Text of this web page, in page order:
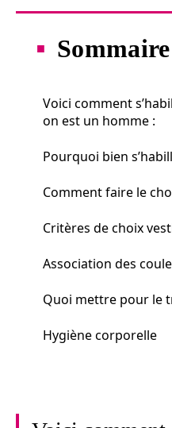
Sommaire
Voici comment
on est un homme :
Pourquoi bien
Comment faire le
Critères de choix
Association des
Quoi mettre pour le
Hygiène corporelle